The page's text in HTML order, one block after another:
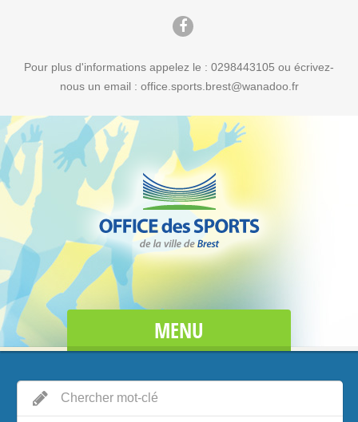
Pour plus d'informations appelez le : 0298443105 ou écrivez-
nous un email : office.sports.brest@wanadoo.fr
MENU